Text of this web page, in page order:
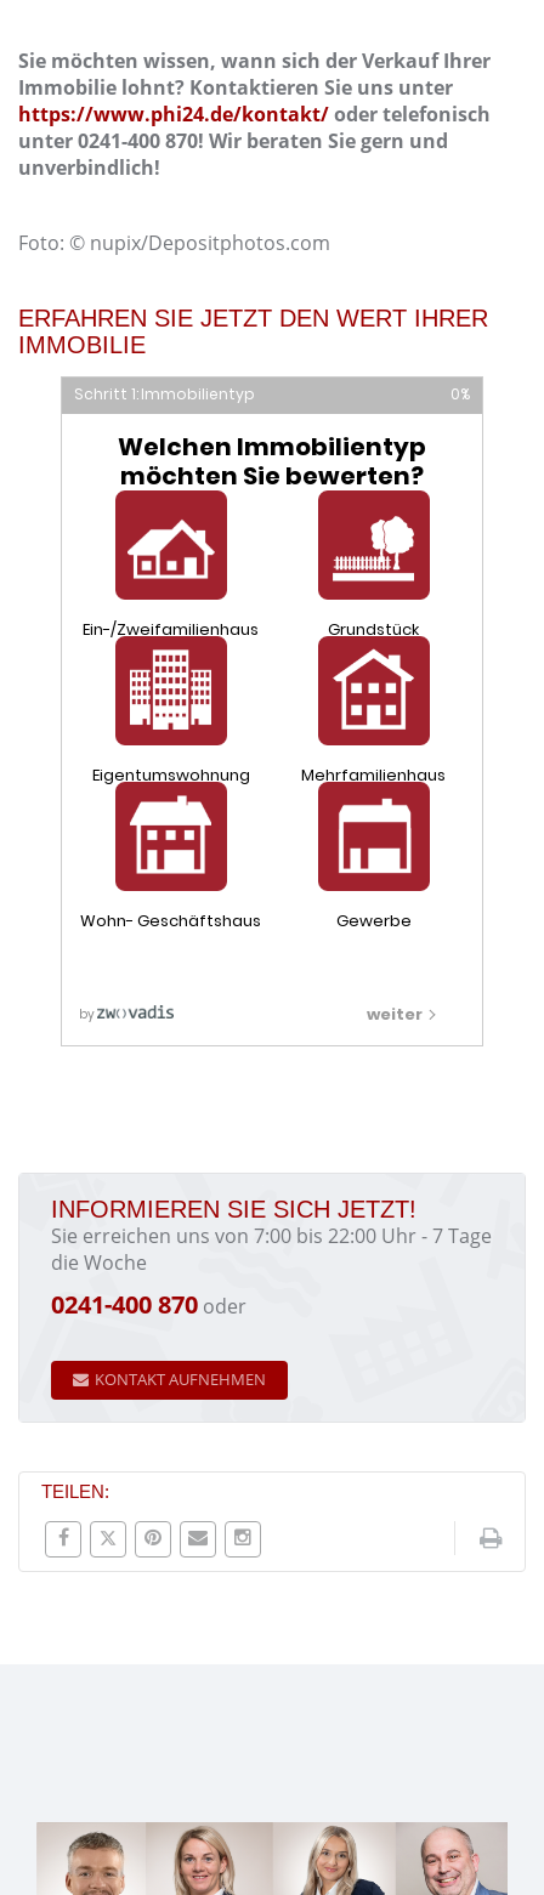
Sie möchten wissen, wann sich der Verkauf Ihrer
Immobilie lohnt? Kontaktieren Sie uns unter
https://www.phi24.de/kontakt/oder telefonisch
unter 0241-400 870! Wir beraten Sie gern und
unverbindlich!
Foto: © nupix/Depositphotos.com
ERFAHREN SIE JETZT DEN WERT IHRER
IMMOBILIE
INFORMIEREN SIE SICH JETZT!
Sie erreichen uns von 7:00 bis 22:00 Uhr - 7 Tage
die Woche
0241-400 870 oder
KONTAKT AUFNEHMEN
TEILEN: